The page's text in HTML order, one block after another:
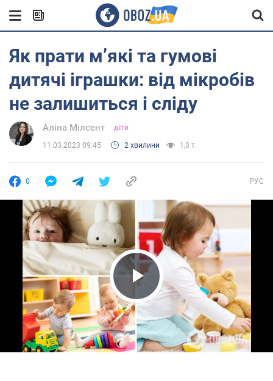
Як прати м’які та гумові
дитячі іграшки: від мікробів
не залишиться і сліду
Аліна Мілсент діти
11.03.2023 09:45 2 хвилини 1,3 т.
0 РУС
Play Video